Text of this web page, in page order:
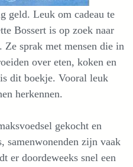
geld. Leuk om cadeau te
Bossert is op zoek naar
sprak met mensen die in
over eten, koken en
dit boekje. Vooral leuk
herkennen.
gekocht en
samenwonenden zijn vaak
er doordeweeks snel een